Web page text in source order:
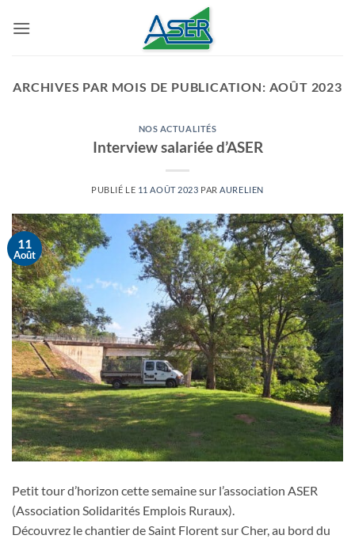
ARCHIVES PAR MOIS DE PUBLICATION: AOÛT 2023
NOS ACTUALITÉS
Interview salariée d’ASER
PUBLIÉ LE 11 AOÛT 2023 PAR AURELIEN
11
Août
Petit tour d’horizon cette semaine sur l’association ASER
(Association Solidarités Emplois Ruraux).
Découvrez le chantier de Saint Florent sur Cher, au bord du